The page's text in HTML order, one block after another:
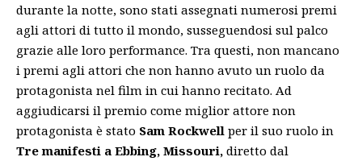
durante la notte, sono stati assegnati numerosi premi
agli attori di tutto il mondo, susseguendosi sul palco
grazie alle loro performance. Tra questi, non mancano
i premi agli attori che non hanno avuto un ruolo da
protagonista nel film in cui hanno recitato. Ad
aggiudicarsi il premio come miglior attore non
protagonista è stato Sam Rockwell per il suo ruolo in
Tre manifesti a Ebbing, Missouri, diretto dal